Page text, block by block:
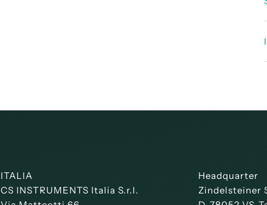
ITALIA
CS INSTRUMENTS Italia S.r.l.
Headquarter
Zindelsteiner